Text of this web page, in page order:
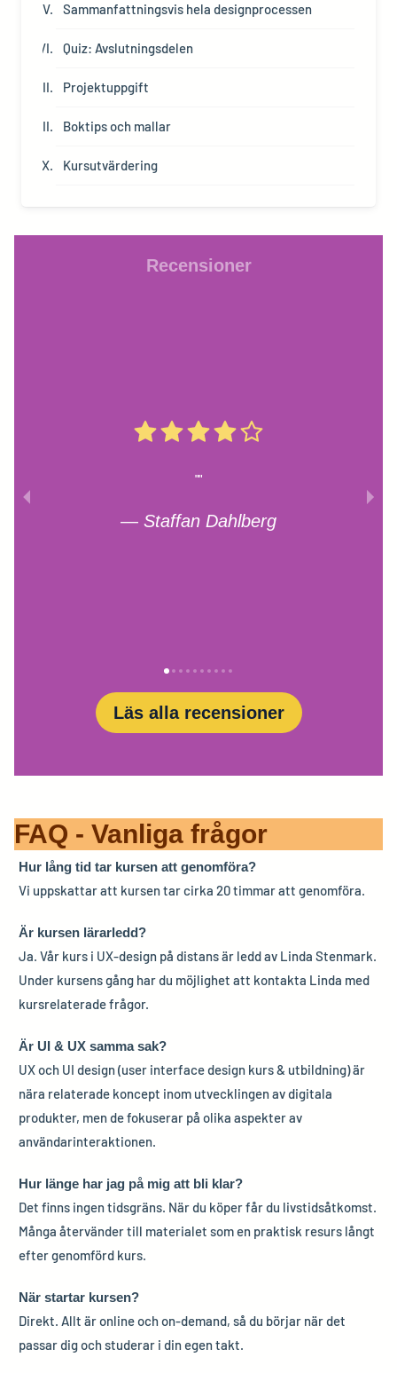
Sammanfattningsvis hela designprocessen
Quiz: Avslutningsdelen
Projektuppgift
Boktips och mallar
Kursutvärdering
Recensioner
""
— Staffan Dahlberg
Läs alla recensioner
FAQ - Vanliga frågor
Hur lång tid tar kursen att genomföra?
Vi uppskattar att kursen tar cirka 20 timmar att genomföra.
Är kursen lärarledd?
Ja. Vår kurs i UX-design på distans är ledd av Linda Stenmark.
Under kursens gång har du möjlighet att kontakta Linda med
kursrelaterade frågor.
Är UI & UX samma sak?
UX och UI design (user interface design kurs & utbildning) är
nära relaterade koncept inom utvecklingen av digitala
produkter, men de fokuserar på olika aspekter av
användarinteraktionen.
Hur länge har jag på mig att bli klar?
Det finns ingen tidsgräns. När du köper får du livstidsåtkomst.
Många återvänder till materialet som en praktisk resurs långt
efter genomförd kurs.
När startar kursen?
Direkt. Allt är online och on-demand, så du börjar när det
passar dig och studerar i din egen takt.